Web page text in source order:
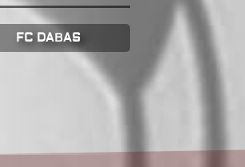
FC DABAS